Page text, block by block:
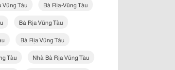
Vũng Tàu Bà Rịa-Vũng Tàu
Bà Rịa Vũng Tàu
Bà Rịa Vũng Tàu
Tàu Nhà Bà Rịa Vũng Tàu